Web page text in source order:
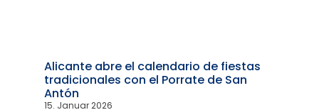
Alicante abre el calendario de fiestas
tradicionales con el Porrate de San
Antón
15. Januar 2026